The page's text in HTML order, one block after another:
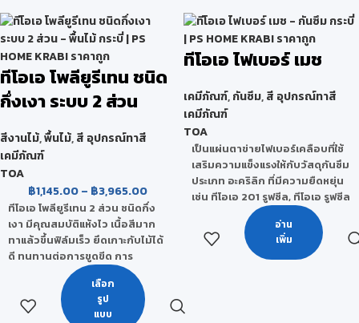
UV ไม่เหลืองตัว สามารถป้องกัน
น้ำซึมและคราบสกปรกได้ดี ไม่ผสม
สารปรอทและตะกั่ว ไม่มีกลิ่นฉุน
เปิดใช้งานได้ทันที ไม่ต้องผสม
สามารถใช้ได้ทั้งภายนอกและภายใน
ป้องกันน้ำซึม และคราบสกปรก ทน
มีความเงางาม ไม่เหลืองตัว
ยึดเกาะดีเยี่ยม ทนต่อสภาวะอากาศ
และแสง UV
เป็นสูตรน้ำ มีกลิ่นอ่อน
ช่วยรักษาพื้นผิววัสดุให้ใช้งานได้
นานขึ้น
ป้องกันการฝังตัวของฝุ่นให้น้อยลง
ทาให้ทาความสะอาดง่ายขึ้น
ใช้งานง่าย ใช้ทาด้วยแปรง ลูกกลิ้ง
หรือเครื่องพ่น
ชนิด - สาร SRP หรือ Solar
Reflective Pigment ที่สะท้อน
ความร้อนได้มากกว่า 95% - ผงเซ
รามิก หรือ Insulating
เคลือบกระสวยอวกาศ ทำหน้าที่
เป็นฉนวนดูดซับและป้องกันความ
ร้อน
ทีโอเอ โพลียูรีเทน ชนิด
กึ่งเงา ระบบ 2 ส่วน
สีงานไม้,พื้นไม้,สี อุปกรณ์ทาสี
เคมีภัณฑ์
TOA
฿1,145.00– ฿3,965.00
ทีโอเอ โพลียูรีเทน 2 ส่วน ชนิดกึ่ง
เงา มีคุณสมบัติแห้งไว เนื้อสีมาก
ทาแล้วขึ้นฟิล์มเร็ว ยึดเกาะกับไม้ได้
ดี ทนทานต่อการขูดขีด การ
กระแทก การขัดถู และสารเคมีได้ดี
ให้ฟิล์มสีเรียบเนียน ไม่มีรอยแปรง
และ ป้องกันน้ำซึมได้ดีเยี่ยม
เลือก
รูป
แบบ
ทีโอเอ ไฟเบอร์ เมช
เคมีภัณฑ์,กันซึม,สี อุปกรณ์ทาสี
เคมีภัณฑ์
TOA
เป็นแผ่นตาข่ายไฟเบอร์เคลือบที่ใช้
เสริมความแข็งแรงให้กับวัสดุกันซึม
ประเภท อะคริลิก ที่มีความยืดหยุ่น
เช่น ทีโอเอ 201 รูฟซีล, ทีโอเอ รูฟซีล
ซันบล็อก, ทีโอเอ วอเตอร์ บล็อก
หรือ ทีโอเอ ฟลอร์ซีล ใช้แทนลวด
กรงไก่ ในการฉาบปูน แก้ไขรอย
อ่าน
เพิ่ม